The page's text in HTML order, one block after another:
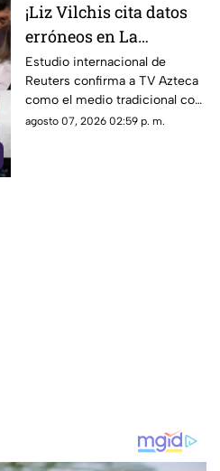
¡Liz Vilchis cita datos
erróneos en La
Mañanera: Estudio de
Reuters confirma
liderazgo de TV Azteca
en alcance y
Estudio internacional de
Reuters confirma a TV Azteca
como el medio tradicional con
mayor alcance y credibilidad
agosto 07, 2026 02:59 p. m.